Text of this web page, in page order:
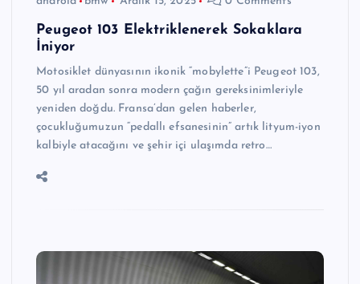
Peugeot 103 Elektriklenerek Sokaklara
İniyor
Motosiklet dünyasının ikonik “mobylette”i Peugeot 103,
50 yıl aradan sonra modern çağın gereksinimleriyle
yeniden doğdu. Fransa’dan gelen haberler,
çocukluğumuzun “pedallı efsanesinin” artık lityum-iyon
kalbiyle atacağını ve şehir içi ulaşımda retro…